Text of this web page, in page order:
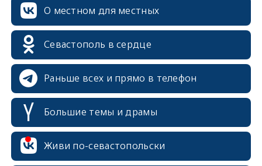
О местном для местных
Севастополь в сердце
Раньше всех и прямо в телефон
Большие темы и драмы
Живи по-севастопольски
erid: 2SDnjcrDNw6